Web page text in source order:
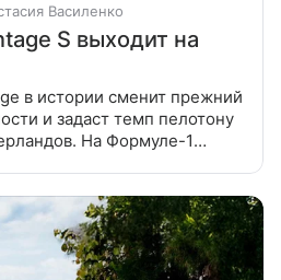
Василенко
S выходит на
в истории сменит прежний
На Формуле-1